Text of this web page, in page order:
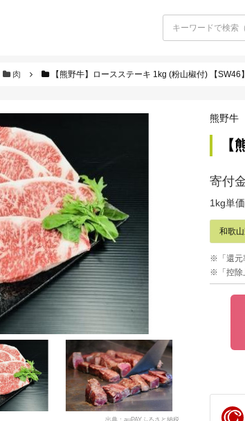
肉 【熊野牛】ロースステーキ 1kg (粉山椒付) 【SW46】
出典：auPAYふるさと納税
熊野牛
【
寄付
1kg単
和歌
※「還元
※「控除